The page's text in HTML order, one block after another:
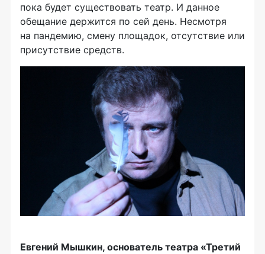
пока будет существовать театр. И данное
обещание держится по сей день. Несмотря
на пандемию, смену площадок, отсутствие или
присутствие средств.
Евгений Мышкин, основатель театра «Третий